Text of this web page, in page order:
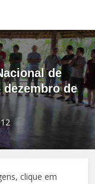
de
de